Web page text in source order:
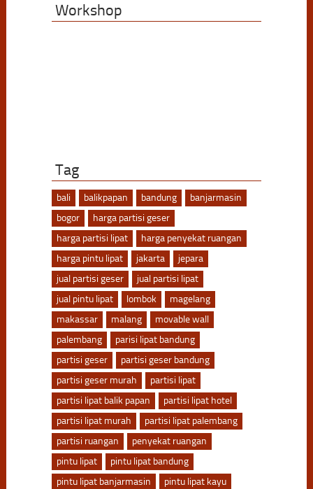
Workshop
Tag
bali balikpapan bandung
banjarmasin
bogor
harga partisi geser
harga partisi lipat
harga penyekat ruangan
harga pintu lipat
jakarta
jepara
jual partisi geser
jual partisi lipat
jual pintu lipat
lombok
magelang
makassar
malang
movable wall
palembang
parisi lipat bandung
partisi geser
partisi geser bandung
partisi geser murah
partisi lipat
partisi lipat balik papan
partisi lipat hotel
partisi lipat murah
partisi lipat palembang
partisi ruangan
penyekat ruangan
pintu lipat
pintu lipat bandung
pintu lipat banjarmasin
pintu lipat kayu